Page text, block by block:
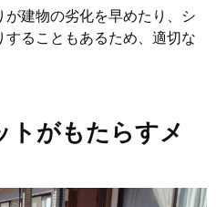
建物の劣化を早めたり、シ
ることもあるため、適切な
トがもたらすメ